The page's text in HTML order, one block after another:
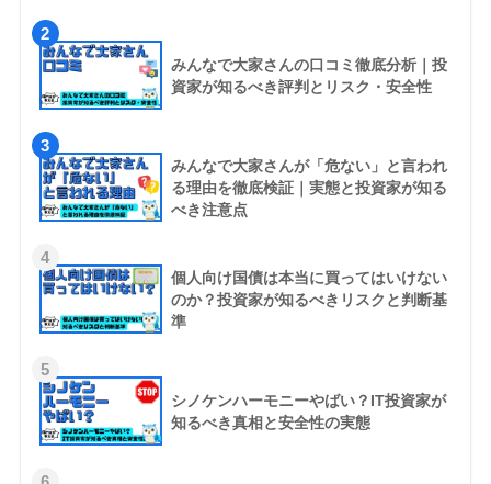
2
みんなで大家さんの口コミ徹底分析｜投
資家が知るべき評判とリスク・安全性
3
みんなで大家さんが「危ない」と言われ
る理由を徹底検証｜実態と投資家が知る
べき注意点
4
個人向け国債は本当に買ってはいけない
のか？投資家が知るべきリスクと判断基
準
5
シノケンハーモニーやばい？IT投資家が
知るべき真相と安全性の実態